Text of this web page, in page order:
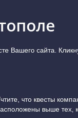
Вашего сайта.
что квесты
выше тех,